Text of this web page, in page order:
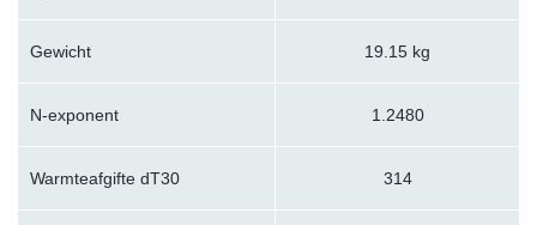
Gewicht 19.15 kg
N-exponent 1.2480
Warmteafgifte dT30 314